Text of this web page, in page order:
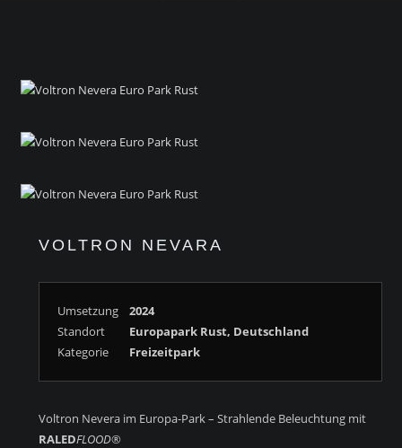
VOLTRON NEVARA
Umsetzung
2024
Standort
Europapark Rust, Deutschland
Kategorie
Freizeitpark
Voltron Nevera im Europa-Park – Strahlende Beleuchtung mit
RALEDFLOOD®